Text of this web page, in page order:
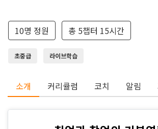
10명 정원 총 5챕터 15시간
초중급 라이브학습
소개 커리큘럼 코치 알림